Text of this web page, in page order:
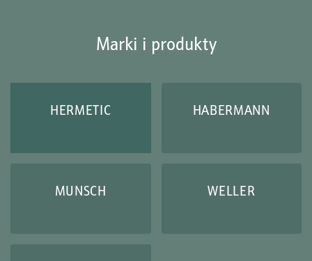
Marki i produkty
HERMETIC HABERMANN
MUNSCH WELLER